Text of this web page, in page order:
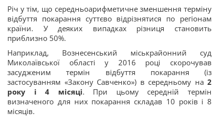
Річ у тім, що середньоарифметичне зменшення терміну
відбуття покарання суттєво відрізнятися по регіонам
країни. У деяких випадках різниця становить
приблизно 50%.
Наприклад, Вознесенський міськрайонний суд
Миколаївської області у 2016 році скорочував
засудженим термін відбуття покарання (із
застосуванням «Закону Савченко») в середньому на 2
року і 4 місяці. При цьому середній термін
визначеного для них покарання складав 10 років і 8
місяців.